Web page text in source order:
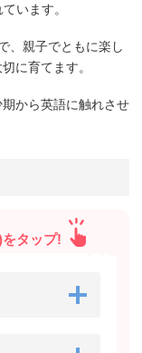
います。
、親子でともに楽し
に育てます。
から英語に触れさせ
タップ!